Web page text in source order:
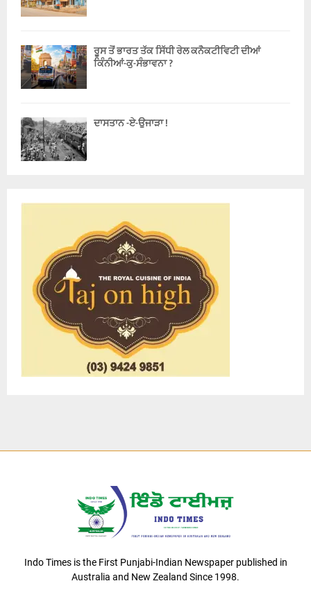
ਰੂਸ ਤੋਂ ਭਾਰਤ ਤੱਕ ਸਿੱਧੀ ਰੇਲ ਕਨੈਕਟੀਵਿਟੀ ਦੀਆਂ
ਕਿੰਨੀਆਂ-ਕੁ-ਸੰਭਾਵਨਾ ?
ਦਾਸਤਾਨ -ਏ-ਉਜਾੜਾ !
Indo Times is the First Punjabi-Indian Newspaper published in
Australia and New Zealand Since 1998.